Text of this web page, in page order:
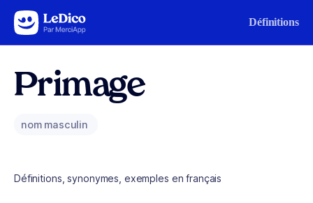
Aller au contenu Définitions
Primage
nom masculin
Définitions, synonymes, exemples en français